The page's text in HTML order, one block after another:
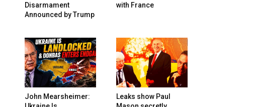
Disarmament
Announced by Trump
with France
John Mearsheimer:
Leaks show Paul